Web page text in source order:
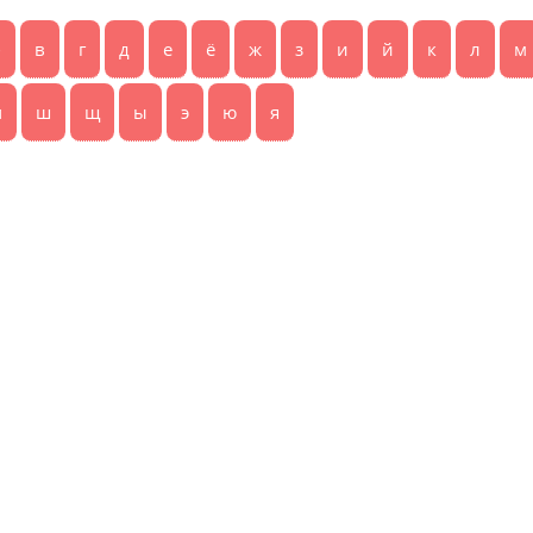
в г д е ё ж з и й к л м
ш щ ы э ю я